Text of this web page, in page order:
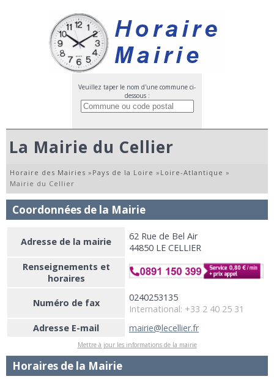
Veuillez taper le nom d'une commune ci-
dessous :
La Mairie du Cellier
Horaire des Mairies » Pays de la Loire » Loire-Atlantique »
Mairie du Cellier
Coordonnées de la Mairie
Adresse de la mairie
62 Rue de Bel Air
44850 LE CELLIER
Renseignements et
horaires
Numéro de fax
0240253135
International: +33 2 40 25 31
Adresse E-mail
mairie@lecellier.fr
Mettre à jour les informations de la mairie
Horaires de la Mairie